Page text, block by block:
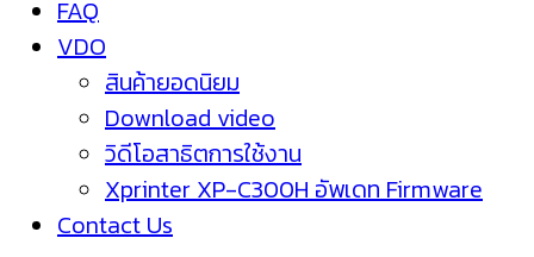
FAQ
VDO
สินค้ายอดนิยม
Download video
วิดีโอสาธิตการใช้งาน
Xprinter XP-C300H อัพเดท Firmware
Contact Us